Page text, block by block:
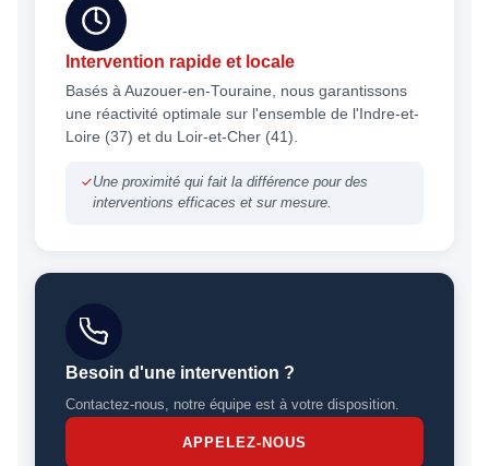
Intervention rapide et locale
Basés à Auzouer-en-Touraine, nous garantissons
une réactivité optimale sur l'ensemble de l'Indre-et-
Loire (37) et du Loir-et-Cher (41).
Une proximité qui fait la différence pour des
interventions efficaces et sur mesure.
Besoin d'une intervention ?
Contactez-nous, notre équipe est à votre disposition.
APPELEZ-NOUS